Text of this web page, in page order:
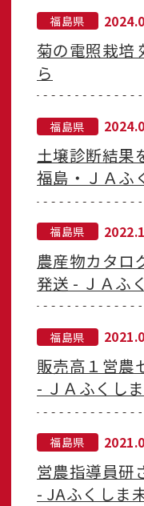
福島県
菊の電照栽培
ら
福島県
土壌診断結果
福島・ＪＡふ
福島県
農産物カタ
発送 - ＪＡふ
福島県
販売高１営農
- ＪＡふくし
福島県
営農指導員
- JAふくしま